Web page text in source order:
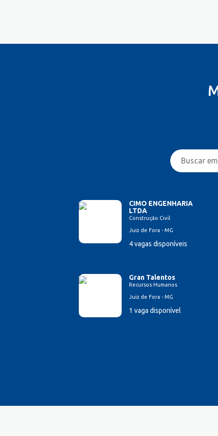
Entregador/Motoboy
Ferramenteiro
Fonoaudi
CIMO ENGENHARIA
LTDA
Construção Civil
Juiz de Fora - MG
4 vagas disponíveis
Gran Talentos
Recursos Humanos
Juiz de Fora - MG
1 vaga disponível